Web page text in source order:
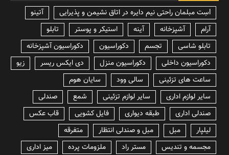
lسِت مبلمان راحتی نیم دایره در اتاق نشیمن و پذیرایی
آتینو
آرام
آشپزخانه آینه استیکر و پوستر
تابلو
تابلو شاسی
تجسم دکوراسیون
دکوراسیون آشپزخانه
دکوراسیون داخلی
دکوراسیون منزل دی ایکس ریسر
زیو
ساعت های تزئینی
سالی وود
سایان هوم
سایر لوازم اداری
سایر لوازم تزئینی شمع
صندلی
صندلی اداری
طبقه دیواری فایل کشویی
قاب عکس
لیلپار
مبل مبل و صندلی انتظار
متفرقه
مجسمه و تندیس
مستر راد ملزومات پرده
میز اداری